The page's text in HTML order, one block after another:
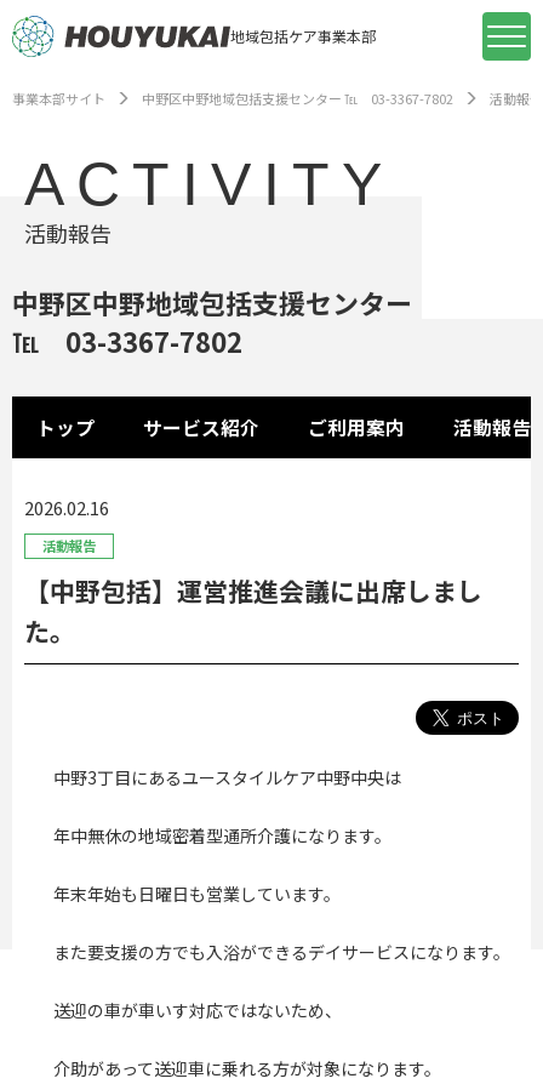
地域包括ケア事業本部
事業本部サイト 中野区中野地域包括支援センター ℡ 03-3367-7802 活動報告
ACTIVITY
活動報告
中野区中野地域包括支援センター
℡ 03-3367-7802
トップ サービス紹介 ご利用案内 活動報告
2026.02.16
活動報告
【中野包括】運営推進会議に出席しまし
た。
中野3丁目にあるユースタイルケア中野中央は
年中無休の地域密着型通所介護になります。
年末年始も日曜日も営業しています。
また要支援の方でも入浴ができるデイサービスになります。
送迎の車が車いす対応ではないため、
介助があって送迎車に乗れる方が対象になります。